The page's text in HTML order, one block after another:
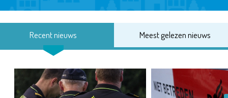
Recent nieuws Meest gelezen nieuws